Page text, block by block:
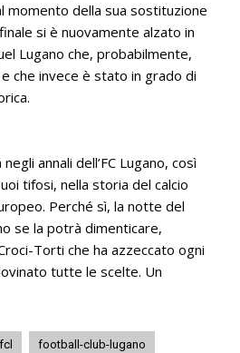
momento della sua sostituzione
si è nuovamente alzato in
Lugano che, probabilmente,
che invece è stato in grado di
annali dell’FC Lugano, così
tifosi, nella storia del calcio
Perché sì, la notte del
se la potrà dimenticare,
Torti che ha azzeccato ogni
tutte le scelte. Un
fcl football-club-lugano